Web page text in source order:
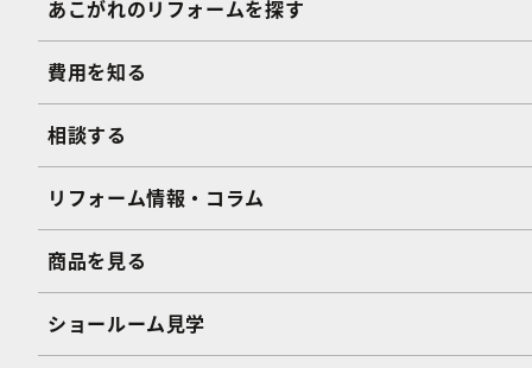
あこがれのリフォームを探す
費用を知る
相談する
リフォーム情報・コラム
商品を見る
ショールーム見学